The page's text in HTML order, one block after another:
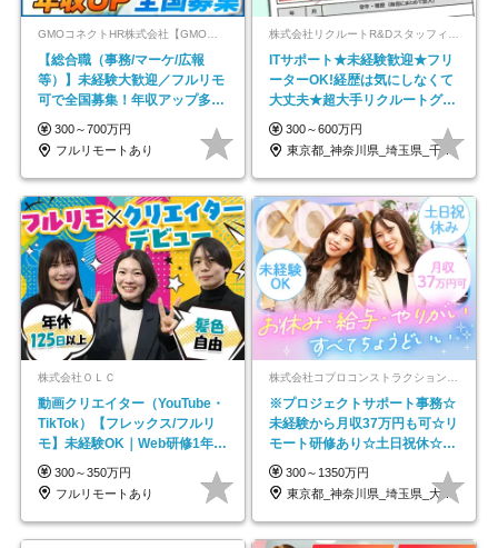
GMOコネクトHR株式会社【GMOインターネットグループ】
【総合職（事務/マーケ/広報
等）】未経験大歓迎／フルリモ
可で全国募集！年収アップ多数
★年休最大130日★
300～700万円
フルリモートあり
ITサポート★未経験歓迎★フリ
ーターOK!経歴は気にしなくて
大丈夫★超大手リクルートグル
ープの正社員/sg
300～600万円
東京都_神奈川県_埼玉県_千葉県_大阪府…
株式会社ＯＬＣ
動画クリエイター（YouTube・
TikTok）【フレックス/フルリ
モ】未経験OK｜Web研修1年間
｜副業OK
300～350万円
フルリモートあり
※プロジェクトサポート事務☆
未経験から月収37万円も可☆リ
モート研修あり☆土日祝休☆20
代～30代活躍/b
300～1350万円
東京都_神奈川県_埼玉県_大阪府_愛知県…